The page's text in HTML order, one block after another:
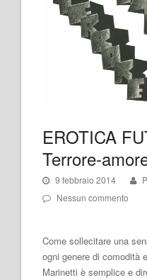
EROTICA
Terrore-
9 febbraio 2014
Nessun commento
Come sollecitare una
ogni genere di comodità
Marinetti è semplice e